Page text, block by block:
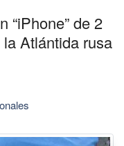
“iPhone” de 2
Atlántida rusa